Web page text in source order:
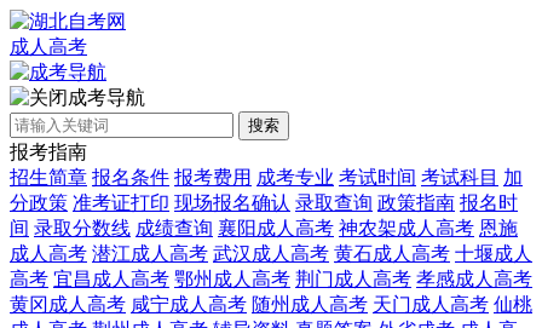
成人高考
成考导航
搜索
报考指南
招生简章 报名条件 报考费用 成考专业 考试时间 考试科目 加
分政策 准考证打印 现场报名确认 录取查询 政策指南 报名时
间 录取分数线 成绩查询 襄阳成人高考 神农架成人高考 恩施
成人高考 潜江成人高考 武汉成人高考 黄石成人高考 十堰成人
高考 宜昌成人高考 鄂州成人高考 荆门成人高考 孝感成人高考
黄冈成人高考 咸宁成人高考 随州成人高考 天门成人高考 仙桃